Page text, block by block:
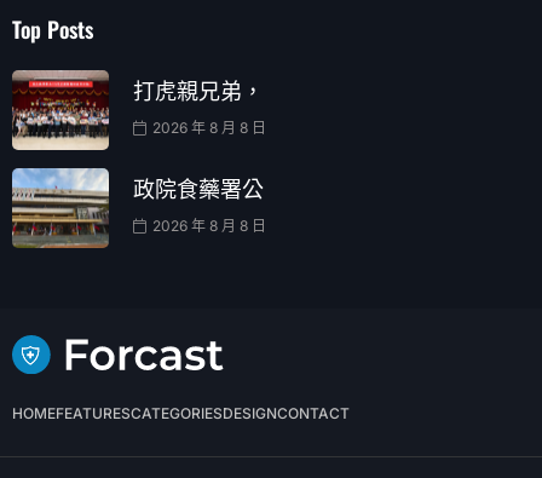
Top Posts
打虎親兄弟，
2026 年 8 月 8 日
政院食藥署公
2026 年 8 月 8 日
HOMEFEATURESCATEGORIESDESIGNCONTACT